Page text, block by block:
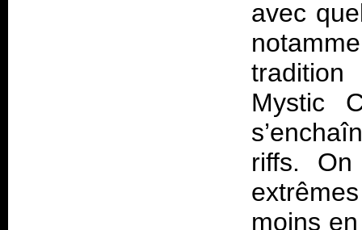
avec
tradition
Mystic
riffs. On
moins